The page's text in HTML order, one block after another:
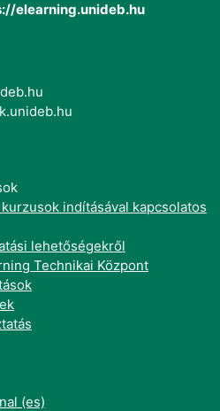
elearning.unideb.hu
indításával kapcsolatos
lehetőségekről
Technikai Központ
‎(es)‎